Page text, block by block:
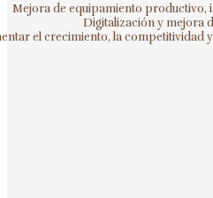
Mejora de equipamiento productivo,
Digitalización y mejora
el crecimiento, la competitividad